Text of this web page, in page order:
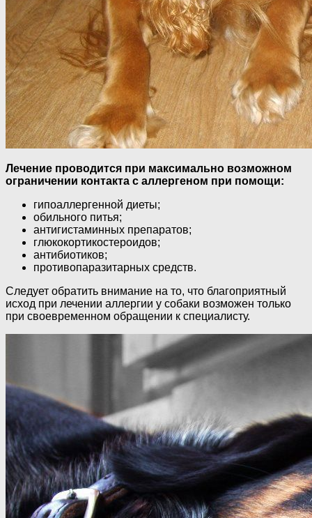
Лечение проводится при максимально возможном
ограничении контакта с аллергеном при помощи:
гипоаллергенной диеты;
обильного питья;
антигистаминных препаратов;
глюкокортикостероидов;
антибиотиков;
противопаразитарных средств.
Следует обратить внимание на то, что благоприятный
исход при лечении аллергии у собаки возможен только
при своевременном обращении к специалисту.